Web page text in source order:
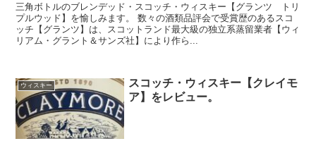
三角ボトルのブレンデッド・スコッチ・ウィスキー【グランツ トリ
プルウッド】を愉しみます。 数々の酒類品評会で受賞歴のあるスコ
ッチ【グランツ】は、スコットランド最大級の独立系蒸留業者【ウィ
リアム・グラント＆サンズ社】により作ら...
ウィスキー
スコッチ・ウィスキー【クレイモ
ア】をレビュー。